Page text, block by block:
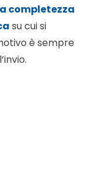
completezza
su cui si
è sempre